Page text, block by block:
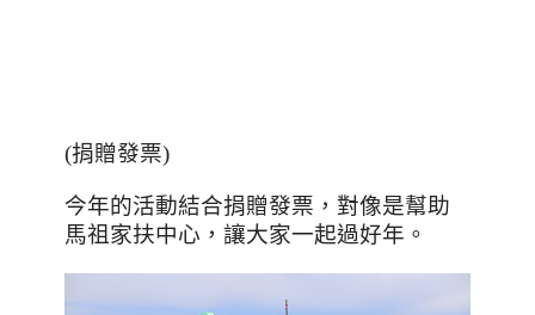
(捐贈發票)
今年的活動結合捐贈發票，對像是幫助
馬祖家扶中心，讓大家一起過好年。